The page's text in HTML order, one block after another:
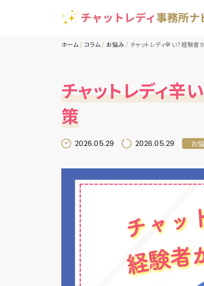
ホーム コラム お悩み チャットレディ辛い？経験
チャットレディ辛
策
2026.05.29
2026.05.29 お